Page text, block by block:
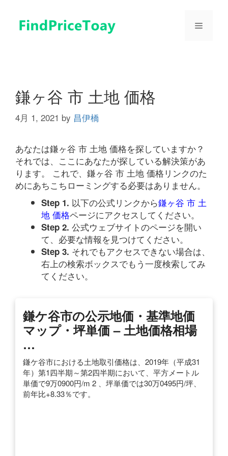
メ
鎌ヶ谷 市 土地 価格
4月 1, 2021 by 昌伊橋
あなたは鎌ヶ谷 市 土地 価格を探していますか？
それでは、ここにあなたが探している解決策があ
ります。 これで、鎌ヶ谷 市 土地 価格リンクのた
めにあちこちローミングする必要はありません。
Step 1. 以下の公式リンクから鎌ヶ谷 市 土
地 価格ページにアクセスしてください。
Step 2. 公式ウェブサイトのページを開い
て、必要な情報を見つけてください。
Step 3. それでもアクセスできない場合は、
右上の検索ボックスでもう一度検索してみ
てください。
鎌ケ谷市の公示地価・基準地価
マップ・坪単価 – 土地価格相場
…
鎌ケ谷市における土地取引価格は、2019年（平成31
年）第1四半期～第2四半期において、平方メートル
単価で9万0900円/m 2 、坪単価では30万0495円/坪、
前年比+8.33％です。